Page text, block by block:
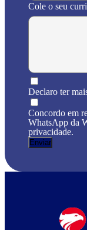
Cole o seu
Declaro ter
Concordo em
WhatsApp da
privacidade.